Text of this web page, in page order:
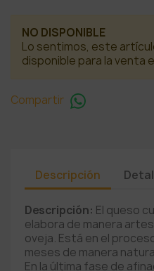
NO DISPONIBLE
Lo sentimos, este
disponible para la venta
Compartir
Descripción
Descripción: El queso
elabora de manera
oveja. Está en el
meses de manera
En la última fase de